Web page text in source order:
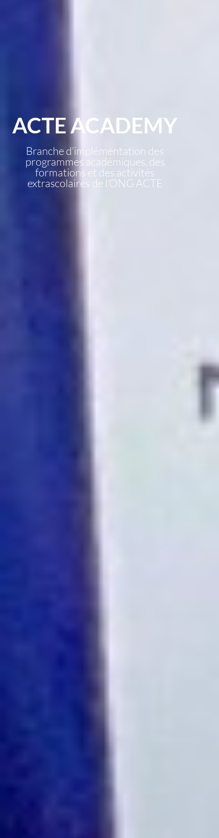
ACTE ACADEMY
Branche d’implémentation des
programmes académiques, des
formations et des activités
extrascolaires de l’ONG ACTE